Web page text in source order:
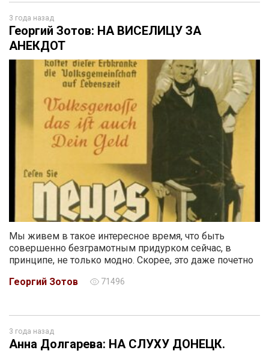
3 года назад
Георгий Зотов: НА ВИСЕЛИЦУ ЗА
АНЕКДОТ
Мы живем в такое интересное время, что быть
совершенно безграмотным придурком сейчас, в
принципе, не только модно. Скорее, это даже почетно
Георгий Зотов
71496
3 года назад
Анна Долгарева: НА СЛУХУ ДОНЕЦК.